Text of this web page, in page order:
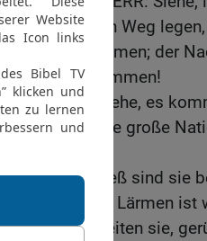
in den Weg
zu Fall kommen; der
umkommen!
der HERR: Siehe, es
und eine große
und Wurfspieß sind sie
Erbarmen. Ihr Lärmen ist
auf Pferden reiten sie,